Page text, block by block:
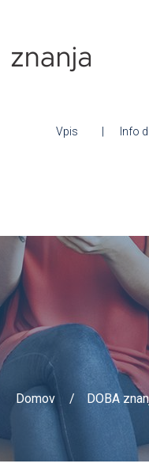
Vpis Info
Domov DOBA